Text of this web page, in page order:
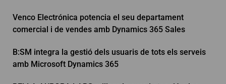
Venco Electrónica potencia el seu departament
comercial i de vendes amb Dynamics 365 Sales
B:SM integra la gestió dels usuaris de tots els serveis
amb Microsoft Dynamics 365